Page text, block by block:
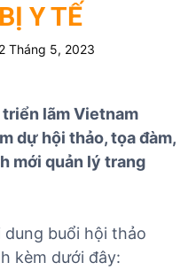
Y TẾ
Tháng 5, 2023
lãm Vietnam
dự hội thảo, tọa đàm,
mới quản lý trang
buổi hội thảo
kèm dưới đây: